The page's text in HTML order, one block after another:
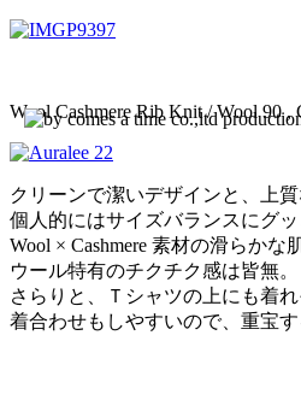
Wool Cashmere Rib Knit / Wool 90 ,
クリーンで潔いデザインと、上質
個人的にはサイズバランスにグッ
Wool × Cashmere 素材の滑らかな
ウール特有のチクチク感は皆無。
さらりと、Ｔシャツの上にも着
着合わせもしやすいので、重宝